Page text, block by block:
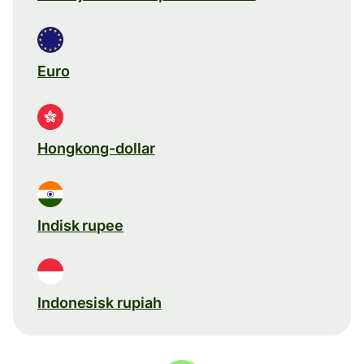
Euro
Hongkong-dollar
Indisk rupee
Indonesisk rupiah